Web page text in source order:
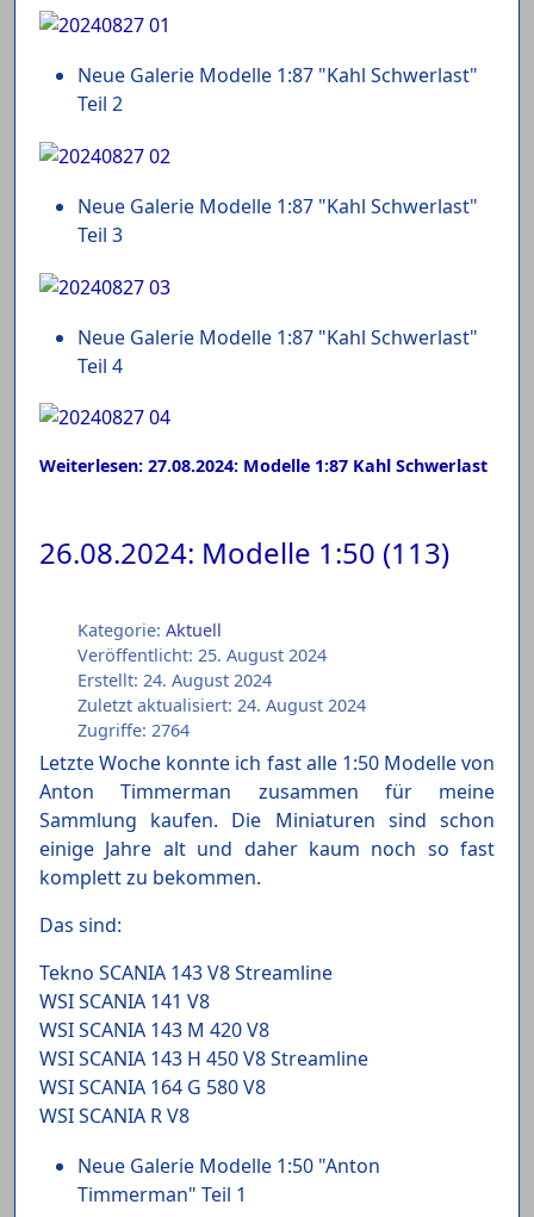
Neue Galerie Modelle 1:87 "Kahl Schwerlast"
Teil 2
Neue Galerie Modelle 1:87 "Kahl Schwerlast"
Teil 3
Neue Galerie Modelle 1:87 "Kahl Schwerlast"
Teil 4
Weiterlesen: 27.08.2024: Modelle 1:87 Kahl Schwerlast
26.08.2024: Modelle 1:50 (113)
Kategorie: Aktuell
Veröffentlicht: 25. August 2024
Erstellt: 24. August 2024
Zuletzt aktualisiert: 24. August 2024
Zugriffe: 2764
Letzte Woche konnte ich fast alle 1:50 Modelle von
Anton Timmerman zusammen für meine
Sammlung kaufen. Die Miniaturen sind schon
einige Jahre alt und daher kaum noch so fast
komplett zu bekommen.
Das sind:
Tekno SCANIA 143 V8 Streamline
WSI SCANIA 141 V8
WSI SCANIA 143 M 420 V8
WSI SCANIA 143 H 450 V8 Streamline
WSI SCANIA 164 G 580 V8
WSI SCANIA R V8
Neue Galerie Modelle 1:50 "Anton
Timmerman" Teil 1